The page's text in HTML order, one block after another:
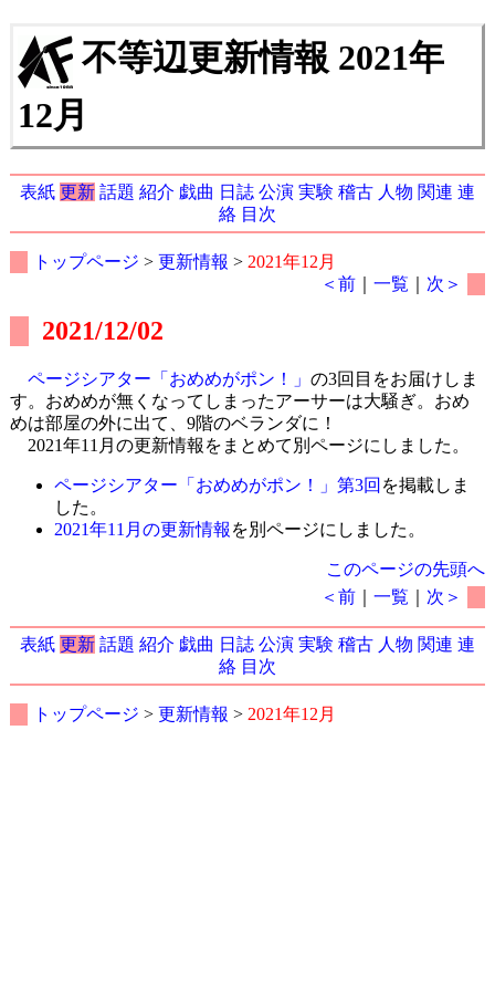
不等辺更新情報 2021年
12月
表紙 更新 話題 紹介 戯曲 日誌 公演 実験 稽古 人物 関連 連
絡 目次
トップページ > 更新情報 > 2021年12月
＜前 ｜一覧 次＞
2021/12/02
ページシアター「おめめがポン！」 の3回目をお届けしま
す。おめめが無くなってしまったアーサーは大騒ぎ。おめ
めは部屋の外に出て、9階のベランダに！
2021年11月の更新情報をまとめて別ページにしました。
ページシアター「おめめがポン！」第3回 を掲載しま
した。
2021年11月の更新情報 を別ページにしました。
このページの先頭へ
＜前 ｜一覧 次＞
表紙 更新 話題 紹介 戯曲 日誌 公演 実験 稽古 人物 関連 連
絡 目次
トップページ > 更新情報 > 2021年12月